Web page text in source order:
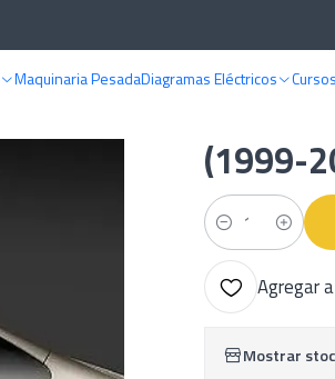
Maquinaria PesadaDiagramas Eléctricos Cursos
(1999-
Cantidad
Agregar
Mostrar